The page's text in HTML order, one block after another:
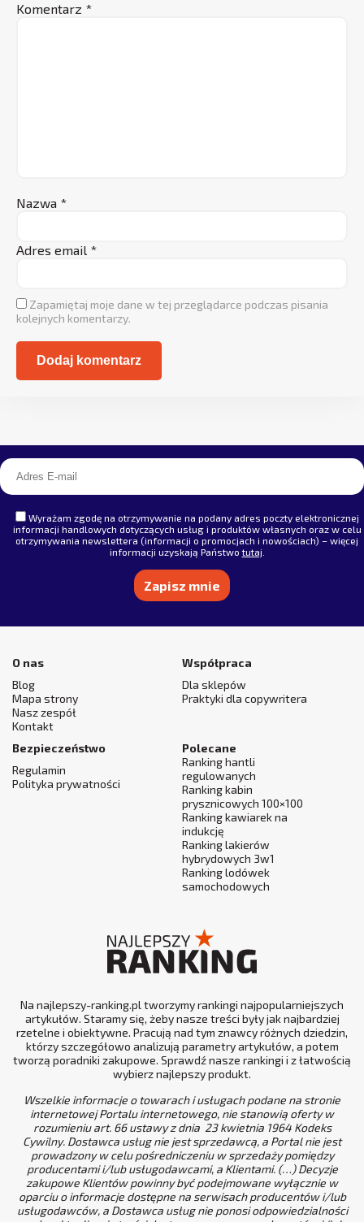
Komentarz *
Nazwa *
Adres email *
Zapamiętaj moje dane w tej przeglądarce podczas pisania
kolejnych komentarzy.
Wyrażam zgodę na otrzymywanie na podany adres poczty elektronicznej
informacji handlowych dotyczących usług i produktów własnych oraz w celu
otrzymywania newslettera (informacji o promocjach i nowościach) – więcej
informacji uzyskają Państwotutaj
O nas
Blog
Mapa strony
Nasz zespół
Kontakt
Współpraca
Dla sklepów
Praktyki dla copywritera
Bezpieczeństwo
Regulamin
Polityka prywatności
Polecane
Ranking hantli
regulowanych
Ranking kabin
prysznicowych 100×100
Ranking kawiarek na
indukcję
Ranking lakierów
hybrydowych 3w1
Ranking lodówek
samochodowych
Na najlepszy-ranking.pl tworzymy rankingi najpopularniejszych
artykułów. Staramy się, żeby nasze treści były jak najbardziej
rzetelne i obiektywne. Pracują nad tym znawcy różnych dziedzin,
którzy szczegółowo analizują parametry artykułów, a potem
tworzą poradniki zakupowe. Sprawdź nasze rankingi i z łatwością
wybierz najlepszy produkt.
Wszelkie informacje o towarach i usługach podane na stronie
internetowej Portalu internetowego, nie stanowią oferty w
rozumieniu art. 66 ustawy z dnia 23 kwietnia 1964 Kodeks
Cywilny. Dostawca usług nie jest sprzedawcą, a Portal nie jest
prowadzony w celu pośredniczeniu w sprzedaży pomiędzy
producentami i/lub usługodawcami, a Klientami. (…) Decyzje
zakupowe Klientów powinny być podejmowane wyłącznie w
oparciu o informacje dostępne na serwisach producentów i/lub
usługodawców, a Dostawca usług nie ponosi odpowiedzialności